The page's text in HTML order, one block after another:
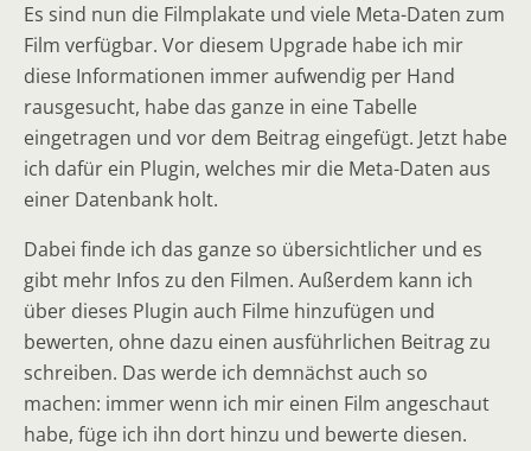
Es sind nun die Filmplakate und viele Meta-Daten zum
Film verfügbar. Vor diesem Upgrade habe ich mir
diese Informationen immer aufwendig per Hand
rausgesucht, habe das ganze in eine Tabelle
eingetragen und vor dem Beitrag eingefügt. Jetzt habe
ich dafür ein Plugin, welches mir die Meta-Daten aus
einer Datenbank holt.
Dabei finde ich das ganze so übersichtlicher und es
gibt mehr Infos zu den Filmen. Außerdem kann ich
über dieses Plugin auch Filme hinzufügen und
bewerten, ohne dazu einen ausführlichen Beitrag zu
schreiben. Das werde ich demnächst auch so
machen: immer wenn ich mir einen Film angeschaut
habe, füge ich ihn dort hinzu und bewerte diesen.